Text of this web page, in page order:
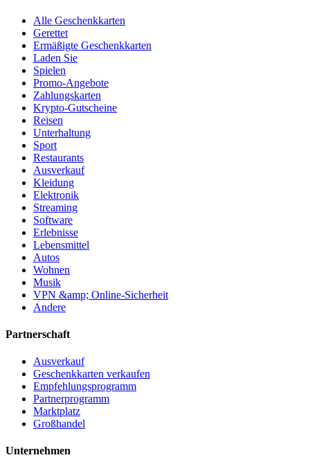
Alle Geschenkkarten
Gerettet
Ermäßigte Geschenkkarten
Laden Sie
Spielen
Promo-Angebote
Zahlungskarten
Krypto-Gutscheine
Reisen
Unterhaltung
Sport
Restaurants
Ausverkauf
Kleidung
Elektronik
Streaming
Software
Erlebnisse
Lebensmittel
Autos
Wohnen
Musik
VPN &amp; Online-Sicherheit
Andere
Partnerschaft
Ausverkauf
Geschenkkarten verkaufen
Empfehlungsprogramm
Partnerprogramm
Marktplatz
Großhandel
Unternehmen